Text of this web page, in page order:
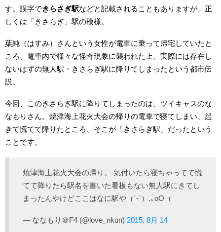
す。誤字できらさぎ駅などと記載されることもありますが、正
しくは「きさらぎ」駅の模様。
葉純（はすみ）さんという女性が電車に乗って帰宅していたと
ころ、電車内で様々な怪奇現象に襲われた上、実際には存在し
ないはずの無人駅・きさらぎ駅に降りてしまったという都市伝
説。
今回、このきさらぎ駅に降りてしまったのは、ツイキャスのな
なもりさん。焼津海上花火大会の帰りの電車で寝てしまい、起
きて慌てて降りたところ、そこが「きさらぎ駅」だったという
ことです。
焼津海上花火大会の帰り。 気付いたら寝ちゃってて慌
てて降りたら駅名を書いた看板もない無人駅にきてし
まったんやけどここはなに駅や（´-`）.｡oO（
— ななもり＠F4 (@love_nkun) 2015, 8月 14